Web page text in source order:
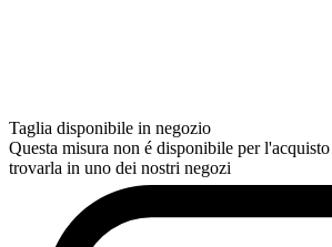
Taglia disponibile in negozio
Questa misura non é disponibile per
trovarla in uno dei nostri negozi